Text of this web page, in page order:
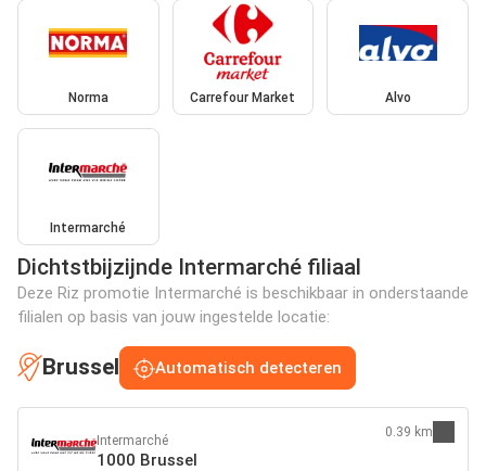
Norma Carrefour Market Alvo
Intermarché
Dichtstbijzijnde Intermarché filiaal
Deze Riz promotie Intermarché is beschikbaar in onderstaande
filialen op basis van jouw ingestelde locatie:
Brussel Automatisch detecteren
Intermarché
1000 Brussel
0.39 km